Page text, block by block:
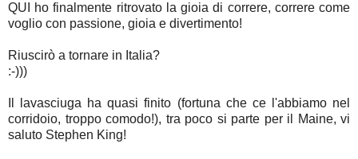
QUI ho finalmente ritrovato la gioia di correre, correre come
voglio con passione, gioia e divertimento!
Riuscirò a tornare in Italia?
:-)))
Il lavasciuga ha quasi finito (fortuna che ce l'abbiamo nel
corridoio, troppo comodo!), tra poco si parte per il Maine, vi
saluto Stephen King!